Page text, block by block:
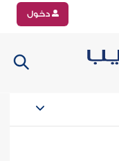
دخول